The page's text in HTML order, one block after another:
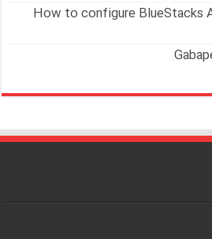
How to configure BlueStacks